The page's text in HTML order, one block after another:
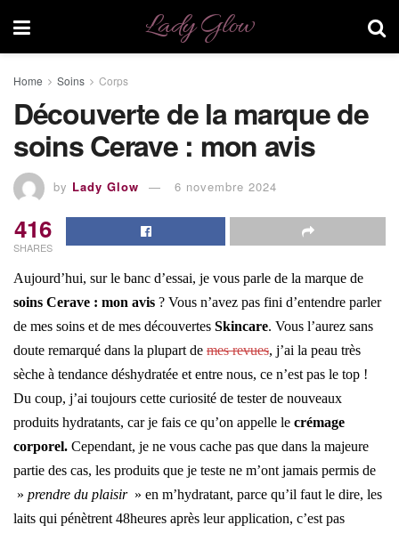
Lady Glow
Home Soins Corps
Découverte de la marque de
soins Cerave : mon avis
by Lady Glow 6 novembre 2024
416
SHARES
Aujourd’hui, sur le banc d’essai, je vous parle de la marque de
soins Cerave : mon avis ? Vous n’avez pas fini d’entendre parler
de mes soins et de mes découvertes Skincare. Vous l’aurez sans
doute remarqué dans la plupart de mes revues, j’ai la peau très
sèche à tendance déshydratée et entre nous, ce n’est pas le top !
Du coup, j’ai toujours cette curiosité de tester de nouveaux
produits hydratants, car je fais ce qu’on appelle le crémage
corporel. Cependant, je ne vous cache pas que dans la majeure
partie des cas, les produits que je teste ne m’ont jamais permis de
» prendre du plaisir» en m’hydratant, parce qu’il faut le dire, les
laits qui pénètrent 48heures après leur application, c’est pas